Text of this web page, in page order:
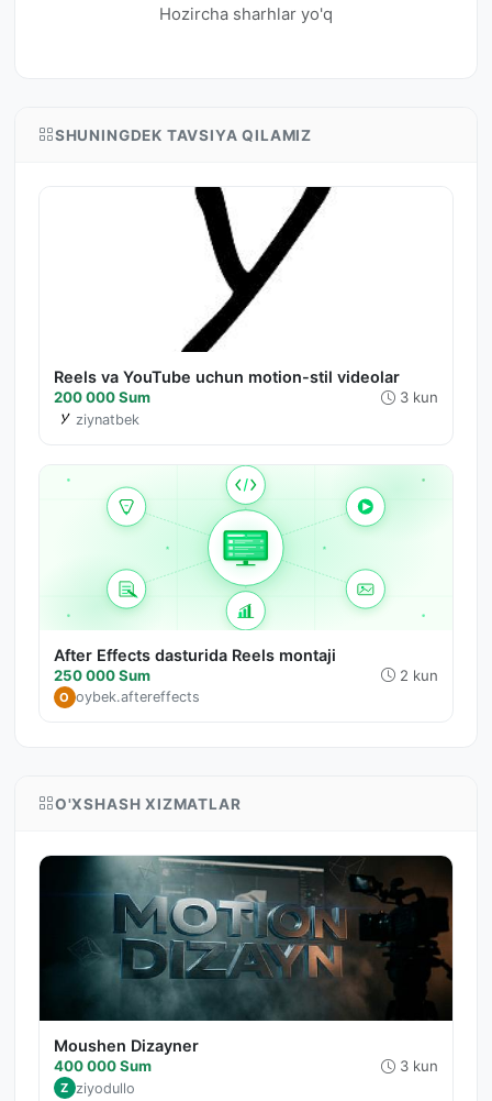
Hozircha sharhlar yo'q
SHUNINGDEK TAVSIYA QILAMIZ
Reels va YouTube uchun motion-stil videolar
200 000 Sum 3 kun
ziynatbek
After Effects dasturida Reels montaji
250 000 Sum 2 kun
O oybek.aftereffects
O'XSHASH XIZMATLAR
Moushen Dizayner
400 000 Sum 3 kun
Z ziyodullo